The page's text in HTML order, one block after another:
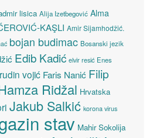
lisica Alija Izetbegović Alma
KAŞLI Amir Sijamhodžić.
bojan budimac Bosanski jezik
Edib Kadić elvir resić Enes
vojić Faris Nanić Filip
Ridžal Hrvatska
Jakub Salkić korona virus
stav Mahir Sokolija